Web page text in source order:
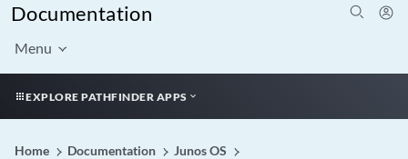
Documentation
Menu
EXPLORE PATHFINDER APPS
Home Documentation
Junos OS